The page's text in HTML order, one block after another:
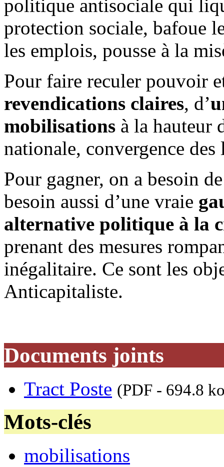
politique antisociale qui
protection sociale, bafoue
les emplois, pousse à la
Pour faire reculer pouvoir
revendications claires, d’
mobilisations à la hauteur
nationale, convergence
Pour gagner, on a besoin
besoin aussi d’une vraie
alternative politique à la
prenant des mesures
inégalitaire. Ce sont les
Anticapitaliste.
Documents joints
Tract Poste (PDF - 694.8
Mots-clés
mobilisations